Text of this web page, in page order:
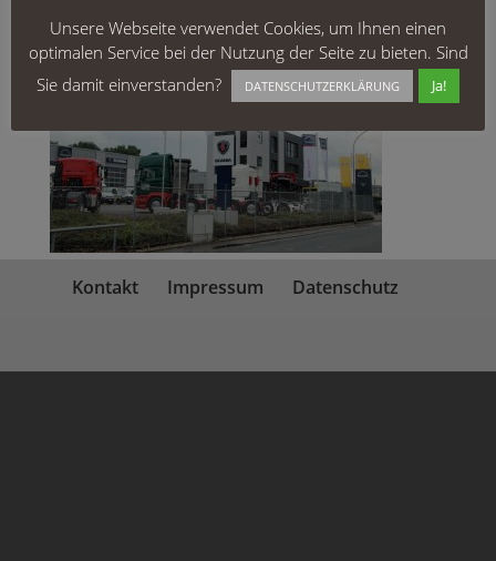
Kontakt Impressum Datenschutz
Unsere Webseite verwendet Cookies, um Ihnen einen
optimalen Service bei der Nutzung der Seite zu bieten. Sind
Sie damit einverstanden?
DATENSCHUTZERKLÄRUNG Ja!